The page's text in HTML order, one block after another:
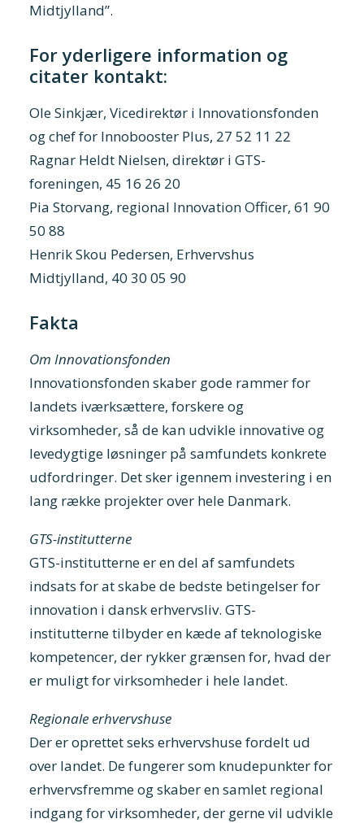
Midtjylland”.
For yderligere information og
citater kontakt:
Ole Sinkjær, Vicedirektør i Innovationsfonden
og chef for Innobooster Plus, 27 52 11 22
Ragnar Heldt Nielsen, direktør i GTS-
foreningen, 45 16 26 20
Pia Storvang, regional Innovation Officer, 61 90
50 88
Henrik Skou Pedersen, Erhvervshus
Midtjylland, 40 30 05 90
Fakta
Om Innovationsfonden
Innovationsfonden skaber gode rammer for
landets iværksættere, forskere og
virksomheder, så de kan udvikle innovative og
levedygtige løsninger på samfundets konkrete
udfordringer. Det sker igennem investering i en
lang række projekter over hele Danmark.
GTS-institutterne
GTS-institutterne er en del af samfundets
indsats for at skabe de bedste betingelser for
innovation i dansk erhvervsliv. GTS-
institutterne tilbyder en kæde af teknologiske
kompetencer, der rykker grænsen for, hvad der
er muligt for virksomheder i hele landet.
Regionale erhvervshuse
Der er oprettet seks erhvervshuse fordelt ud
over landet. De fungerer som knudepunkter for
erhvervsfremme og skaber en samlet regional
indgang for virksomheder, der gerne vil udvikle